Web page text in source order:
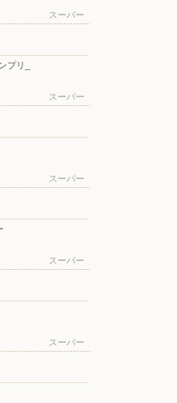
スーパー
プリ_
スーパー
スーパー
スーパー
スーパー